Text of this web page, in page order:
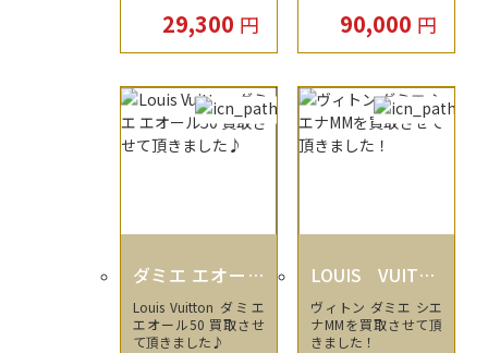
29,300 円 90,000 円
ダミエ エオール
50
Louis Vuitton ダミエ
エオール50 買取させ
て頂きました♪
LOUIS VUITTO
N
ヴィトン ダミエ シエ
ナMMを買取させて頂
きました！